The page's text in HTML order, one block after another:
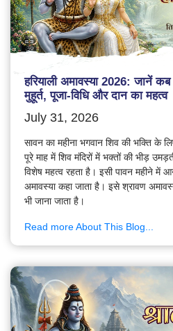
हरियाली अमावस्या 2026: जानें
मुहूर्त, पूजा-विधि और दान का महत्व
July 31, 2026
सावन का महीना भगवान शिव की भक्ति के
पूरे माह में शिव मंदिरों में भक्तों की भीड़
विशेष महत्व रहता है। इसी पावन महीने में
अमावस्या कहा जाता है। इसे श्रावण
भी जाना जाता है।
Read more About This Blog...